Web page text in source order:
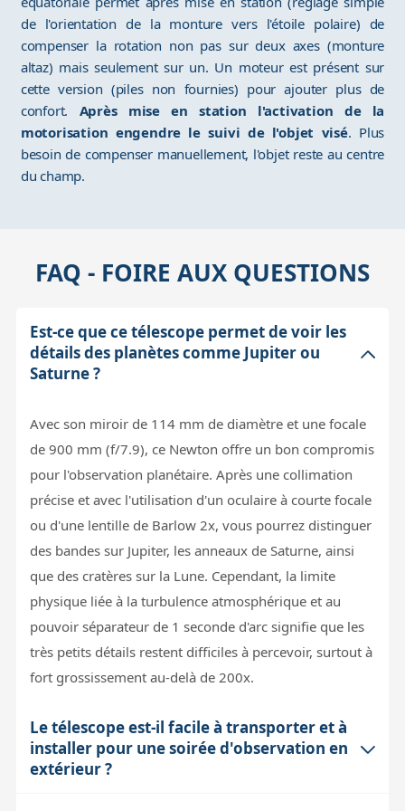
de l'orientation de la monture vers l'étoile polaire) de
compenser la rotation non pas sur deux axes (monture
altaz) mais seulement sur un. Un moteur est présent sur
cette version (piles non fournies) pour ajouter plus de
confort. Après mise en station l'activation de la
motorisation engendre le suivi de l'objet visé. Plus
besoin de compenser manuellement, l'objet reste au centre
du champ.
FAQ - FOIRE AUX QUESTIONS
Est-ce que ce télescope permet de voir les
détails des planètes comme Jupiter ou
Saturne ?
Avec son miroir de 114 mm de diamètre et une focale
de 900 mm (f/7.9), ce Newton offre un bon compromis
pour l'observation planétaire. Après une collimation
précise et avec l'utilisation d'un oculaire à courte focale
ou d'une lentille de Barlow 2x, vous pourrez distinguer
des bandes sur Jupiter, les anneaux de Saturne, ainsi
que des cratères sur la Lune. Cependant, la limite
physique liée à la turbulence atmosphérique et au
pouvoir séparateur de 1 seconde d'arc signifie que les
très petits détails restent difficiles à percevoir, surtout à
fort grossissement au-delà de 200x.
Le télescope est-il facile à transporter et à
installer pour une soirée d'observation en
extérieur ?